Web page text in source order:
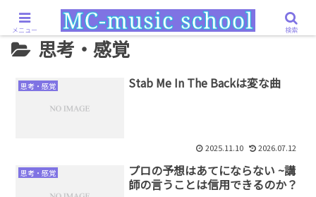
ホーム 思考・感覚
思考・感覚
思考・感覚 Stab Me In The Backは変な曲
2025.11.10 2026.07.12
思考・感覚
プロの予想はあてにならない ~講
師の言うことは信用できるのか？
メニュー 検索